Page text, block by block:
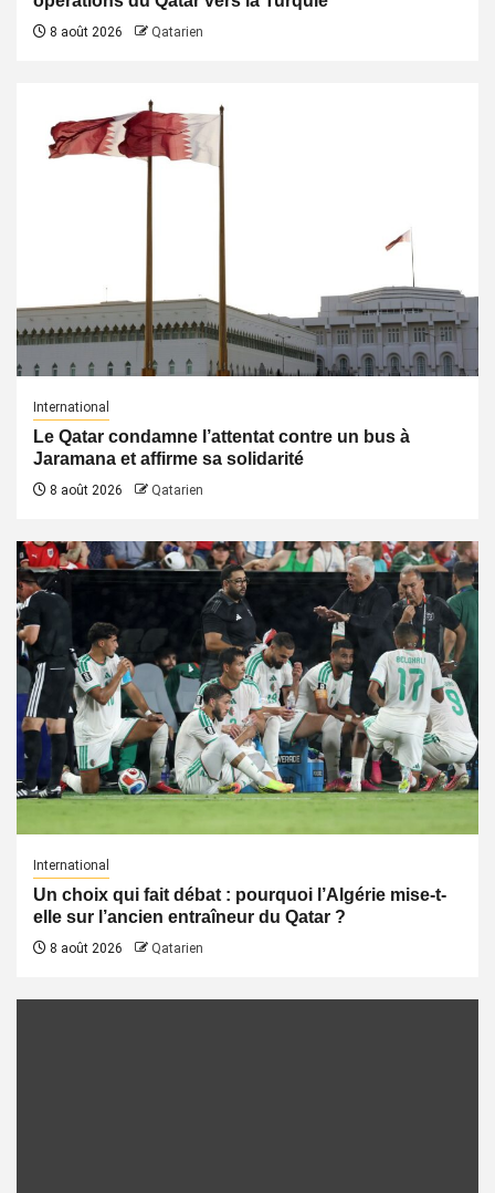
8 août 2026 Qatarien
International
Le Qatar condamne l’attentat contre un bus à
Jaramana et affirme sa solidarité
8 août 2026 Qatarien
International
Un choix qui fait débat : pourquoi l’Algérie mise-t-
elle sur l’ancien entraîneur du Qatar ?
8 août 2026 Qatarien